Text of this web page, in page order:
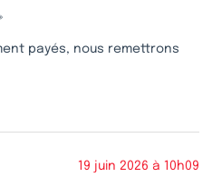
payés, nous remettrons
19 juin 2026 à 10h09